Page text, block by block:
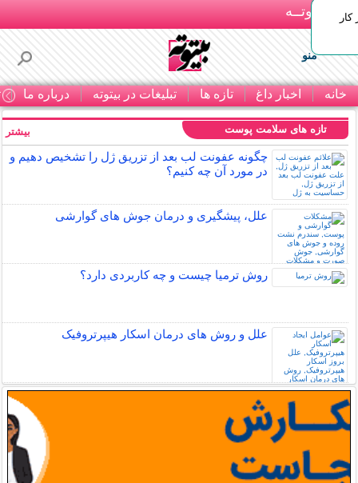
بـیتوتــه
منو
خانه اخبار داغ تازه ها تبلیغات در بیتوته درباره ما
تازه های سلامت پوست
چگونه عفونت لب بعد از تزریق ژل را تشخیص دهیم و
در مورد آن چه کنیم؟
علل، پیشگیری و درمان جوش های گوارشی
روش ترمیا چیست و چه کاربردی دارد؟
علل و روش های درمان اسکار هیپرتروفیک
بیشتر